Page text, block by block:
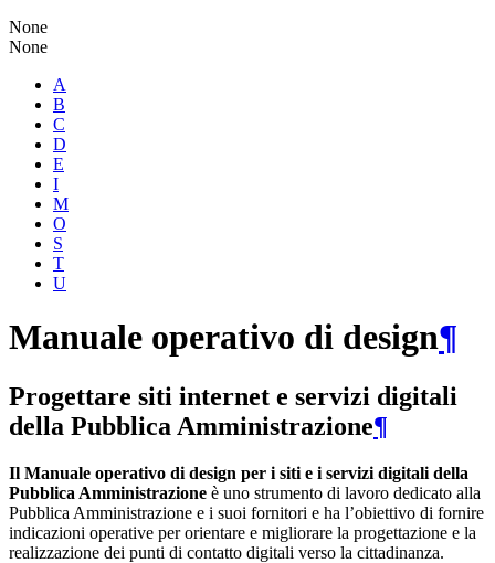
None
None
A
B
C
D
E
I
M
O
S
T
U
Manuale operativo di design¶
Progettare siti internet e servizi digitali
della Pubblica Amministrazione¶
Il Manuale operativo di design per i siti e i servizi digitali della
Pubblica Amministrazione è uno strumento di lavoro dedicato alla
Pubblica Amministrazione e i suoi fornitori e ha l’obiettivo di fornire
indicazioni operative per orientare e migliorare la progettazione e la
realizzazione dei punti di contatto digitali verso la cittadinanza.